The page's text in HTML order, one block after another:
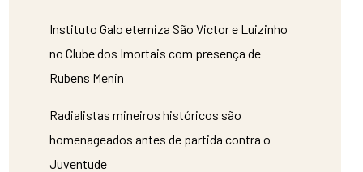
Instituto Galo eterniza São Victor e Luizinho
no Clube dos Imortais com presença de
Rubens Menin
Radialistas mineiros históricos são
homenageados antes de partida contra o
Juventude